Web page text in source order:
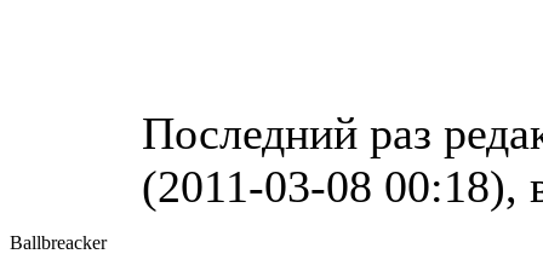
Последний раз
(2011-03-08 00:18),
Ballbreacker